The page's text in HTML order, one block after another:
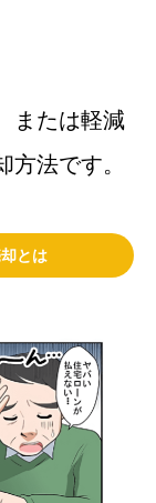
または軽減
方法です。
とは